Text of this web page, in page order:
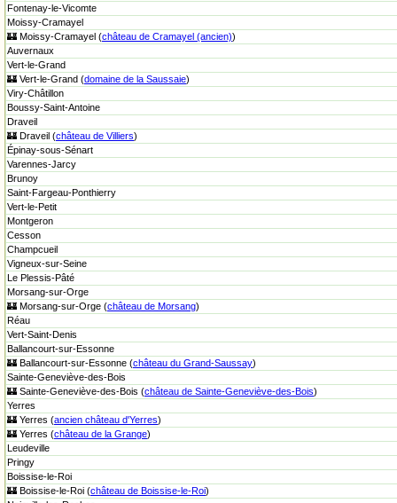
Fontenay-le-Vicomte
Moissy-Cramayel
🏰 Moissy-Cramayel (château de Cramayel (ancien))
Auvernaux
Vert-le-Grand
🏰 Vert-le-Grand (domaine de la Saussaie)
Viry-Châtillon
Boussy-Saint-Antoine
Draveil
🏰 Draveil (château de Villiers)
Épinay-sous-Sénart
Varennes-Jarcy
Brunoy
Saint-Fargeau-Ponthierry
Vert-le-Petit
Montgeron
Cesson
Champcueil
Vigneux-sur-Seine
Le Plessis-Pâté
Morsang-sur-Orge
🏰 Morsang-sur-Orge (château de Morsang)
Réau
Vert-Saint-Denis
Ballancourt-sur-Essonne
🏰 Ballancourt-sur-Essonne (château du Grand-Saussay)
Sainte-Geneviève-des-Bois
🏰 Sainte-Geneviève-des-Bois (château de Sainte-Geneviève-des-Bois)
Yerres
🏰 Yerres (ancien château d'Yerres)
🏰 Yerres (château de la Grange)
Leudeville
Pringy
Boissise-le-Roi
🏰 Boissise-le-Roi (château de Boissise-le-Roi)